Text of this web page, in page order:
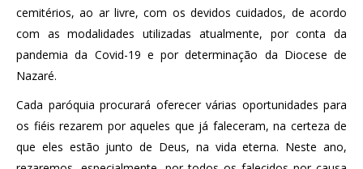
cemitérios, ao ar livre, com os devidos cuidados, de acordo
com as modalidades utilizadas atualmente, por conta da
pandemia da Covid-19 e por determinação da Diocese de
Nazaré.
Cada paróquia procurará oferecer várias oportunidades para
os fiéis rezarem por aqueles que já faleceram, na certeza de
que eles estão junto de Deus, na vida eterna. Neste ano,